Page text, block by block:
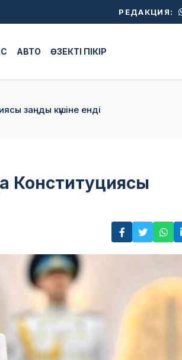
РЕДАКЦИЯ:
АВТО ӨЗЕКТІ ПІКІР
заңды күшіне енді
Конституциясы